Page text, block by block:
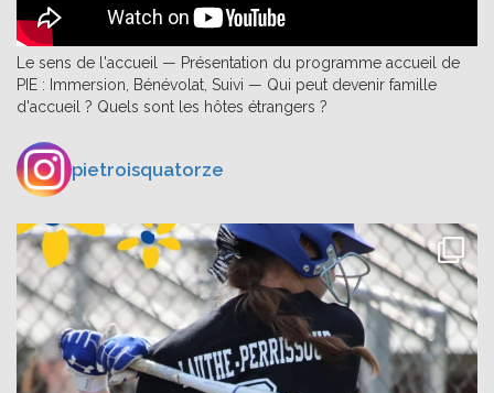
Le sens de l'accueil — Présentation du programme accueil de
PIE : Immersion, Bénévolat, Suivi — Qui peut devenir famille
d'accueil ? Quels sont les hôtes étrangers ?
pietroisquatorze